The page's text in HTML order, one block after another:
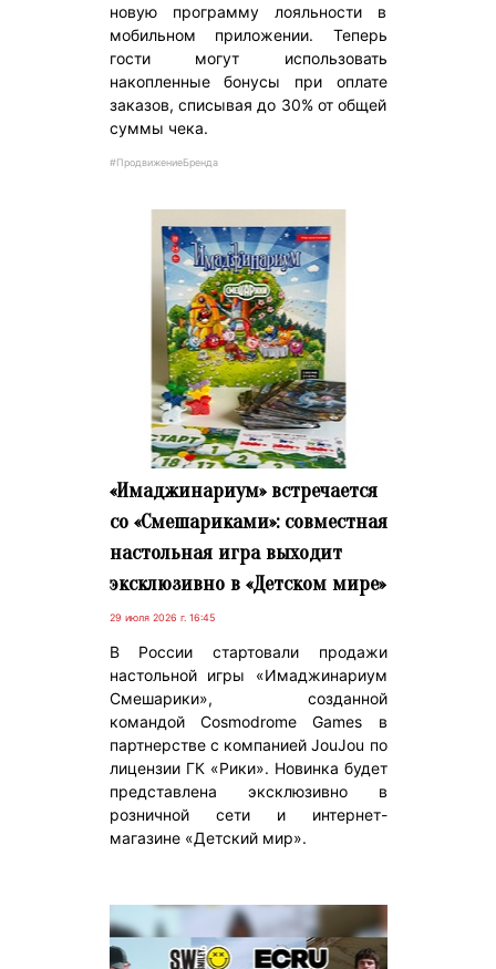
новую программу лояльности в
мобильном приложении. Теперь
гости могут использовать
накопленные бонусы при оплате
заказов, списывая до 30% от общей
суммы чека.
#ПродвижениеБренда
«Имаджинариум» встречается
со «Смешариками»: совместная
настольная игра выходит
эксклюзивно в «Детском мире»
29 июля 2026 г. 16:45
В России стартовали продажи
настольной игры «Имаджинариум
Смешарики», созданной
командой Cosmodrome Games в
партнерстве с компанией JouJou по
лицензии ГК «Рики». Новинка будет
представлена эксклюзивно в
розничной сети и интернет-
магазине «Детский мир».